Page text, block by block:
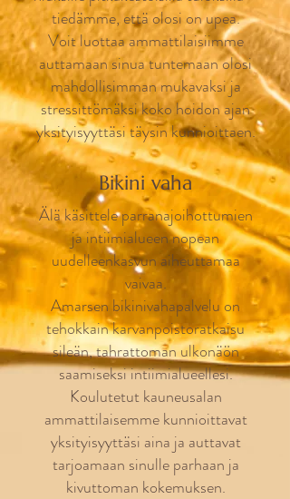
tiedämme, että olosi on upea.
Voit luottaa ammattilaisiimme
auttamaan sinua tuntemaan olosi
mahdollisimman mukavaksi ja
stressittömäksi koko hoidon ajan
yksityisyyttäsi täysin kunnioittaen.
Bikini vaha
Älä käsittele parranajoihottumien
ja intiimialueen nopean
uudelleenkasvun aiheuttamaa
vaivaa.
Amarsen bikinivahapalvelu on
tehokkain karvanpoistoratkaisu
sileän, tahrattoman ulkonäön
saamiseksi intiimialueellesi.
Koulutetut kauneusalan
ammattilaisemme kunnioittavat
yksityisyyttäsi aina ja auttavat
tarjoamaan sinulle parhaan ja
kivuttoman kokemuksen.